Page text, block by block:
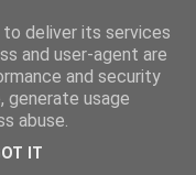
deliver its services
and user-agent are
and security
generate usage
abuse.
IT